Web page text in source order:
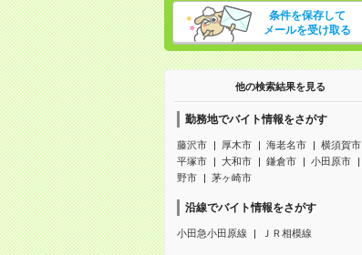
条件を保存して
メールを受け取る
他の検索結果を見る
勤務地でバイト情報をさがす
藤沢市 厚木市 海老名市
横須賀市
平塚市
大和市 鎌倉市 小田原市
野市
茅ヶ崎市
沿線でバイト情報をさがす
小田急小田原線 ＪＲ相模線